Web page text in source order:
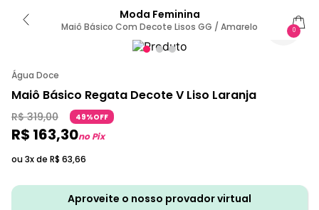
Moda Feminina
Maiô Básico Com Decote Lisos GG / Amarelo 0
Água Doce
Maiô Básico Regata Decote V Liso Laranja
R$ 319,00 49%OFF
R$ 163,30no Pix
ou 3x de R$ 63,66
Aproveite o nosso provador virtual